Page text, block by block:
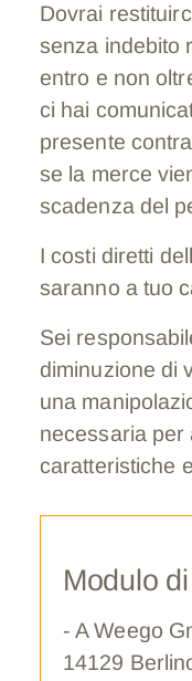
Dovrai
senza indebito
entro e non
ci hai
presente
se la merce
scadenza del
I costi diretti
saranno a tuo
Sei
diminuzione di
una
necessaria per
caratteristiche
Modulo
- A Weego
14129